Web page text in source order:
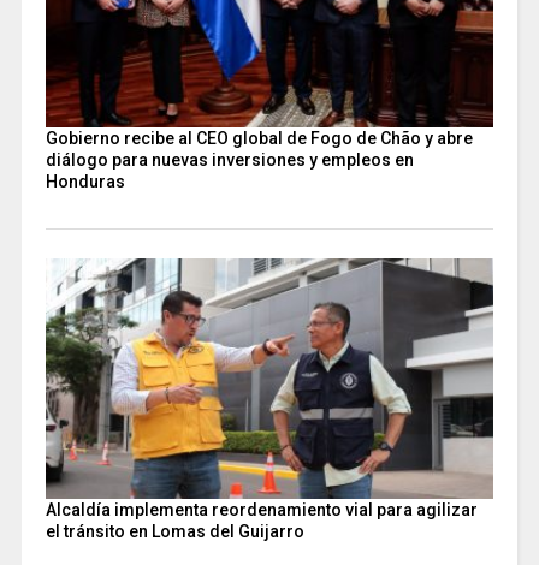
Gobierno recibe al CEO global de Fogo de Chão y abre
diálogo para nuevas inversiones y empleos en
Honduras
Alcaldía implementa reordenamiento vial para agilizar
el tránsito en Lomas del Guijarro